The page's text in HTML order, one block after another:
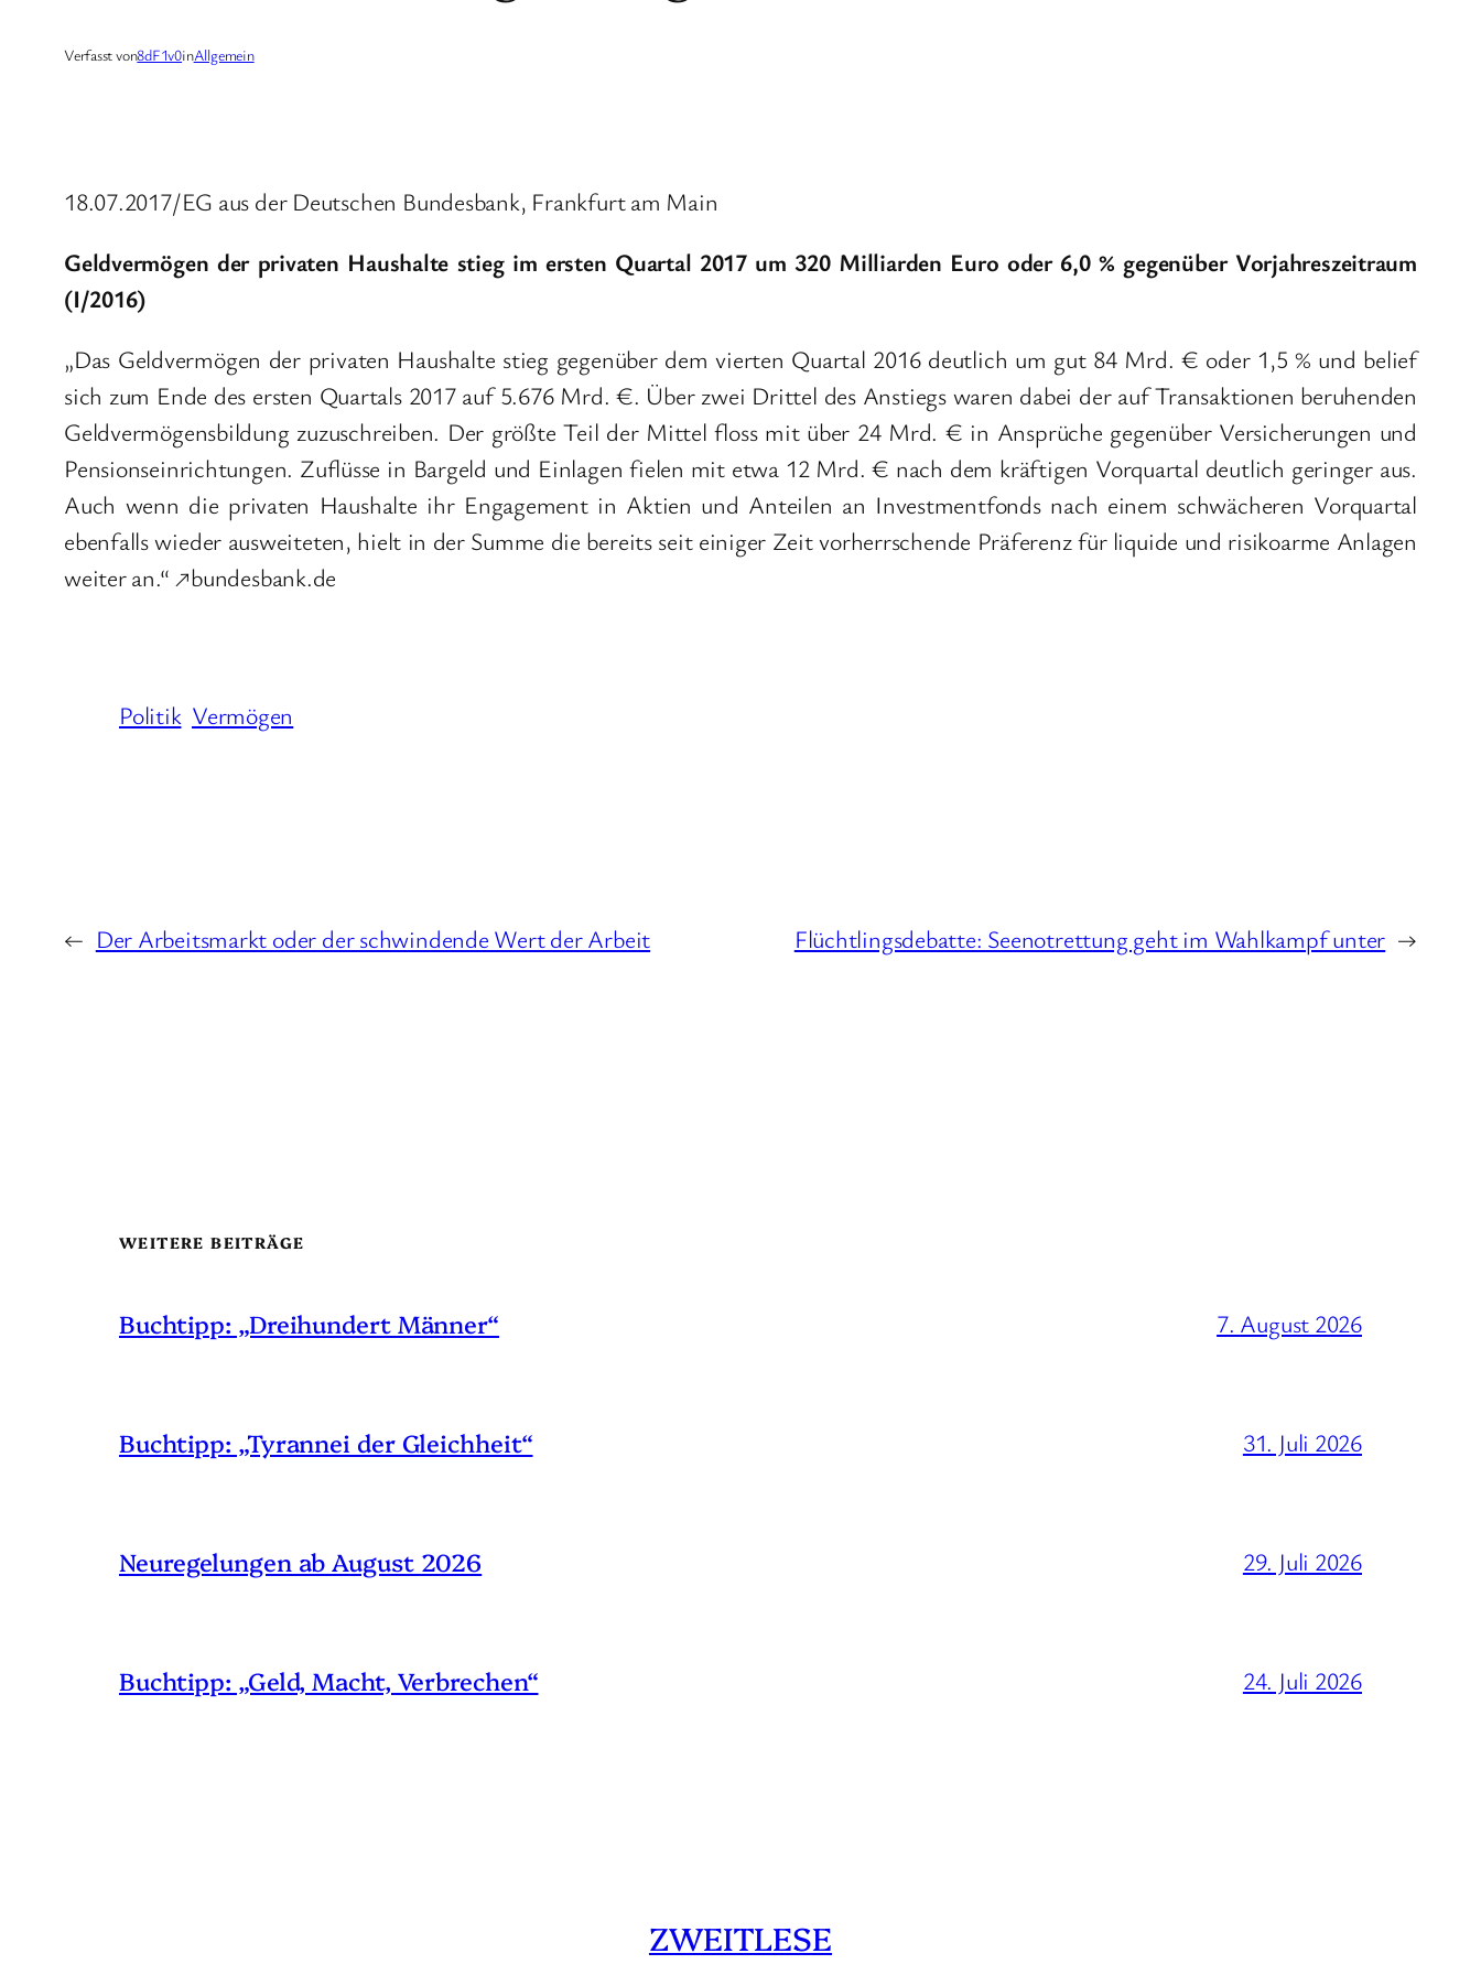
Verfasst von8dF1v0inAllgemein
18.07.2017/EG aus der Deutschen Bundesbank, Frankfurt am Main
Geldvermögen der privaten Haushalte stieg im ersten Quartal 2017 um 320 Milliarden Euro oder 6,0 % gegenüber Vorjahreszeitraum
(I/2016)
„Das Geldvermögen der privaten Haushalte stieg gegenüber dem vierten Quartal 2016 deutlich um gut 84 Mrd. € oder 1,5 % und belief
sich zum Ende des ersten Quartals 2017 auf 5.676 Mrd. €. Über zwei Drittel des Anstiegs waren dabei der auf Transaktionen beruhenden
Geldvermögensbildung zuzuschreiben. Der größte Teil der Mittel floss mit über 24 Mrd. € in Ansprüche gegenüber Versicherungen und
Pensionseinrichtungen. Zuflüsse in Bargeld und Einlagen fielen mit etwa 12 Mrd. € nach dem kräftigen Vorquartal deutlich geringer aus.
Auch wenn die privaten Haushalte ihr Engagement in Aktien und Anteilen an Investmentfonds nach einem schwächeren Vorquartal
ebenfalls wieder ausweiteten, hielt in der Summe die bereits seit einiger Zeit vorherrschende Präferenz für liquide und risikoarme Anlagen
weiter an.“ ↗bundesbank.de
Politik Vermögen
← Der Arbeitsmarkt oder der schwindende Wert der Arbeit Flüchtlingsdebatte: Seenotrettung geht im Wahlkampf unter →
WEITERE BEITRÄGE
Buchtipp: „Dreihundert Männer“ 7. August 2026
Buchtipp: „Tyrannei der Gleichheit“ 31. Juli 2026
Neuregelungen ab August 2026 29. Juli 2026
Buchtipp: „Geld, Macht, Verbrechen“ 24. Juli 2026
ZWEITLESE